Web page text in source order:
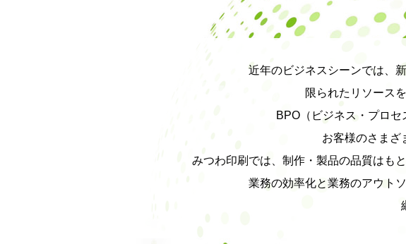
近年のビジネスシーンでは、
限られたリソース
BPO（ビジネス・プロセ
お客様のさまざ
みつわ印刷では、制作・製品の品質はも
業務の効率化と業務のアウト